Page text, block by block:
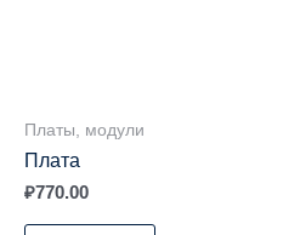
Платы, модули
Плата
₽770.00